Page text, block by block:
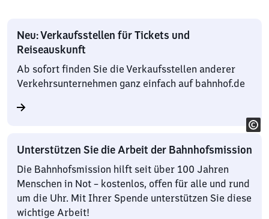
Neu: Verkaufsstellen für Tickets und
Reiseauskunft
Ab sofort finden Sie die Verkaufsstellen anderer
Verkehrsunternehmen ganz einfach auf bahnhof.de
Unterstützen Sie die Arbeit der Bahnhofsmission
Die Bahnhofsmission hilft seit über 100 Jahren
Menschen in Not – kostenlos, offen für alle und rund
um die Uhr. Mit Ihrer Spende unterstützen Sie diese
wichtige Arbeit!